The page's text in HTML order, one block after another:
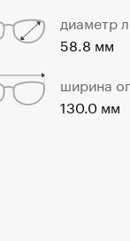
диаметр
58.8 мм
ширина
130.0 мм